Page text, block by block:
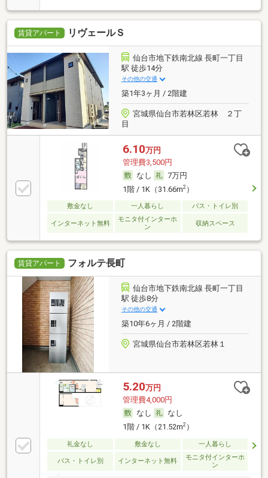
賃貸アパート リヴェールＳ
仙台市地下鉄南北線 長町一丁目
駅 徒歩14分
その他の交通
築1年3ヶ月 / 2階建
宮城県仙台市若林区若林 ２丁
目
6.10万円
管理費3,500円
なし
7万円
1階 / 1K（31.66m2）
敷金なし 一人暮らし バス・トイレ別
インターネット無料
モニタ付インターホ
ン
収納スペース
賃貸アパート フォルテ長町
仙台市地下鉄南北線 長町一丁目
駅 徒歩8分
その他の交通
築10年6ヶ月 / 2階建
宮城県仙台市若林区若林１
5.20万円
管理費4,000円
なし
なし
1階 / 1K（21.52m2）
礼金なし 敷金なし 一人暮らし
バス・トイレ別 インターネット無料
モニタ付インターホ
ン